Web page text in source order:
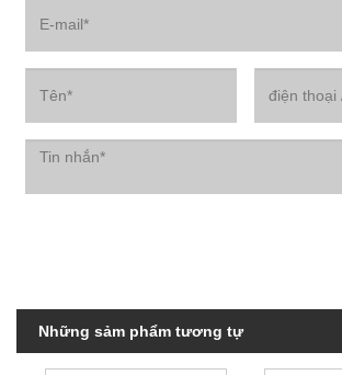
Những sảm phẩm tương tự